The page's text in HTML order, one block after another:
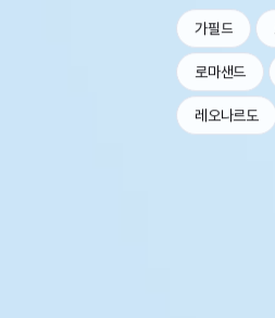
가필드
로마샌드
레오나르도